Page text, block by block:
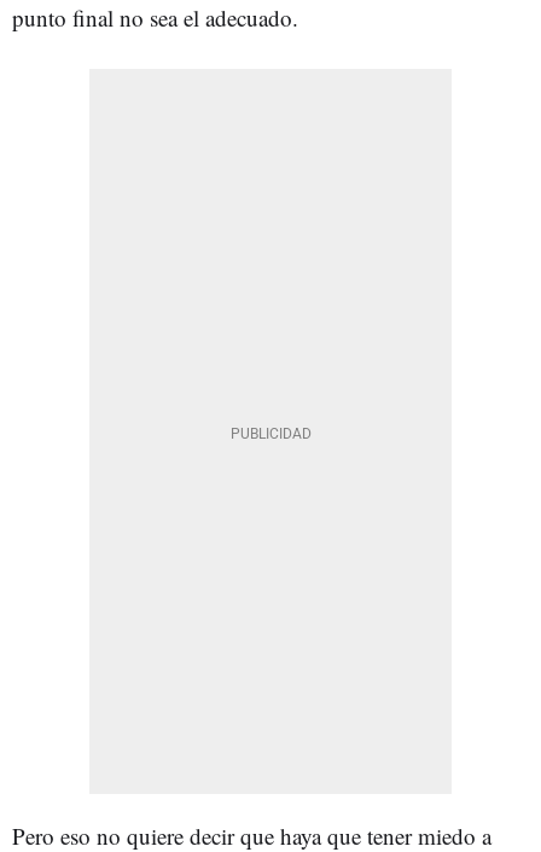
punto final no sea el adecuado.
Pero eso no quiere decir que haya que tener miedo a